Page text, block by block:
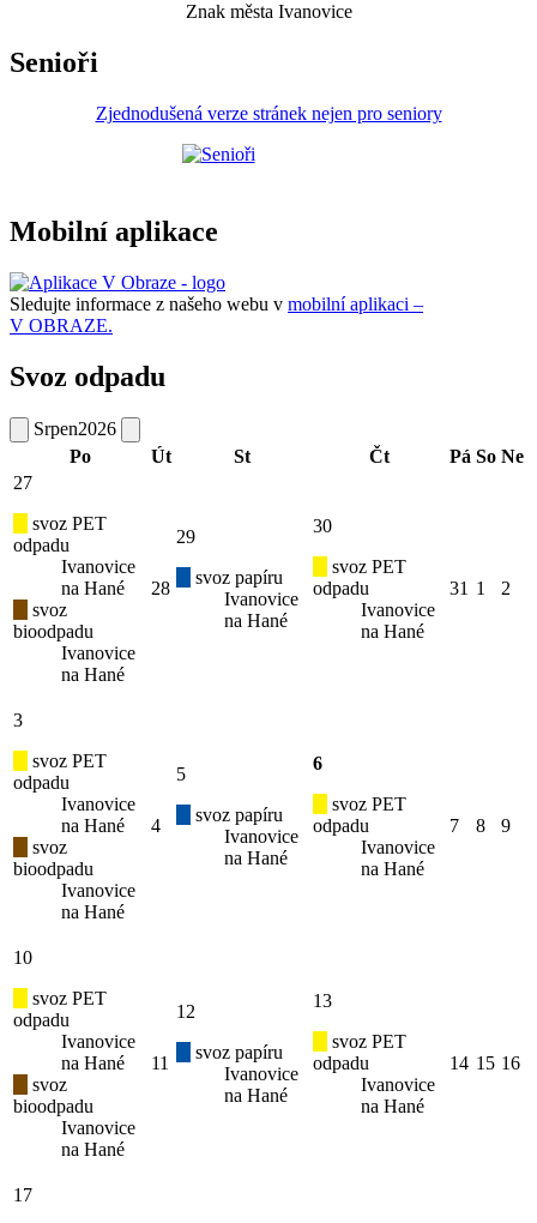
Znak města Ivanovice
Senioři
Zjednodušená verze stránek nejen pro seniory
Mobilní aplikace
Sledujte informace z našeho webu v mobilní aplikaci –
V OBRAZE.
Svoz odpadu
Srpen2026
Po
Út St Čt Pá So Ne
27
svoz PET
odpadu
Ivanovice
na Hané
svoz
bioodpadu
Ivanovice
na Hané
28
29
svoz papíru
Ivanovice
na Hané
30
svoz PET
odpadu
Ivanovice
na Hané
31 1 2
3
svoz PET
odpadu
Ivanovice
na Hané
svoz
bioodpadu
Ivanovice
na Hané
4
5
svoz papíru
Ivanovice
na Hané
6
svoz PET
odpadu
Ivanovice
na Hané
7 8 9
10
svoz PET
odpadu
Ivanovice
na Hané
svoz
bioodpadu
Ivanovice
na Hané
11
12
svoz papíru
Ivanovice
na Hané
13
svoz PET
odpadu
Ivanovice
na Hané
14 15 16
17